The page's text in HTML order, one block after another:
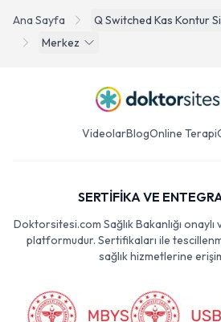
Ana Sayfa Q Switched Kas Kontur
Merkez
VideolarBlogOnline Terapi
SERTİFİKA VE
Doktorsitesi.com Sağlık Bakanlığı
platformudur. Sertifikaları ile
sağlık hizmetlerine